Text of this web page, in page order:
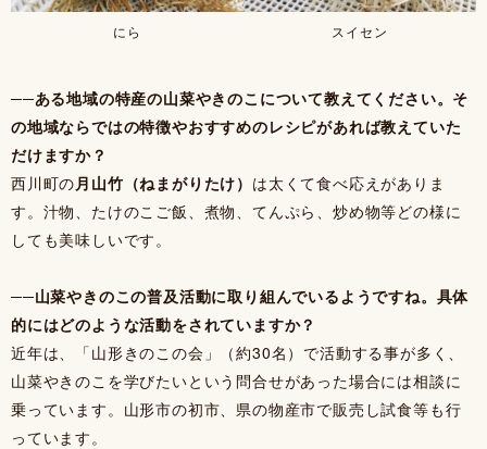
にら スイセン
──ある地域の特産の山菜やきのこについて教えてください。そ
の地域ならではの特徴やおすすめのレシピがあれば教えていた
だけますか？
西川町の 月山竹（ねまがりたけ） は太くて食べ応えがありま
す。汁物、たけのこご飯、煮物、てんぷら、炒め物等どの様に
しても美味しいです。
──山菜やきのこの普及活動に取り組んでいるようですね。具体
的にはどのような活動をされていますか？
近年は、「山形きのこの会」（約30名）で活動する事が多く、
山菜やきのこを学びたいという問合せがあった場合には相談に
乗っています。山形市の初市、県の物産市で販売し試食等も行
っています。